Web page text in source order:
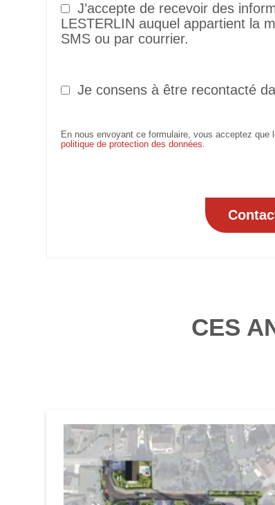
J’accepte de recevoir des
LESTERLIN auquel appartient la
SMS ou par courrier.
Je consens à être recontacté
En nous envoyant ce formulaire, vous acceptez
politique de protection des données.
CES